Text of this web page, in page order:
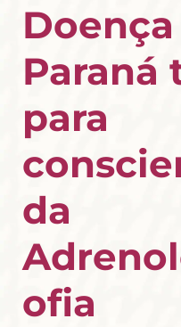
Doença
Paraná
para
da
ofia